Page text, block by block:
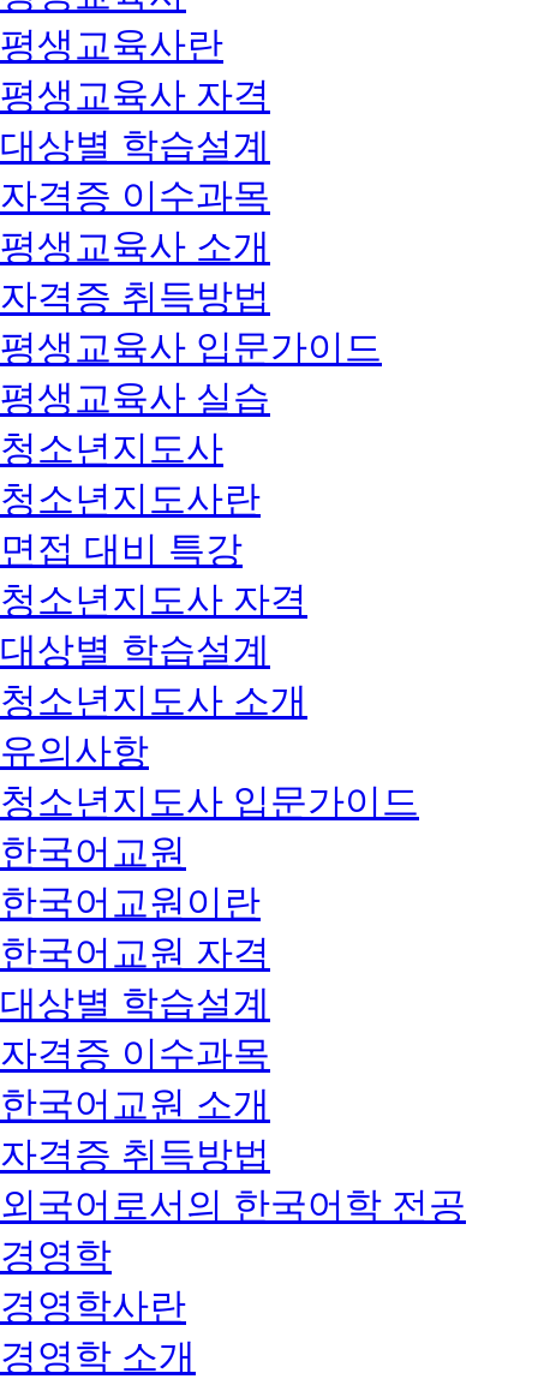
평생교육사란
평생교육사 자격
대상별 학습설계
자격증 이수과목
평생교육사 소개
자격증 취득방법
평생교육사 입문가이드
평생교육사 실습
청소년지도사
청소년지도사란
면접 대비 특강
청소년지도사 자격
대상별 학습설계
청소년지도사 소개
유의사항
청소년지도사 입문가이드
한국어교원
한국어교원이란
한국어교원 자격
대상별 학습설계
자격증 이수과목
한국어교원 소개
자격증 취득방법
외국어로서의 한국어학 전공
경영학
경영학사란
경영학 소개